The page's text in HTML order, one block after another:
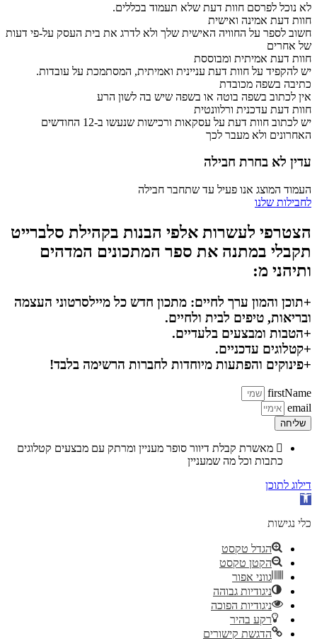
לא נוכל לפרסם חוות דעת שלא תעמוד בכללים.
חוות דעת אמינה ואישית
חשוב לספר על החוויה האישית שלך ולא לדרג את בית העסק על-פי דעות
של אחרים
חוות דעת אמיתית ומבוססת
יש להקפיד על חוות דעת עניינית ואמיתית, המסתמכת על עובדות.
כתיבה בשפה מכובדת
אין לכתוב בשפה בוטה או בשפה שיש בה לשון הרע
חוות דעת עדכנית ורלוונטית
יש לכתוב חוות דעת על עסקאות ורכישות שנעשו ב-12 החודשים
האחרונים ולא מעבר לכך
עדין לא בחרת חבילה
העמוד המוצג אנו פעיל עד שתחבר חבילה
לחבילות שלנו
הצטרפי לעשרות אלפי הבנות בקהילת סלברייט
תקבלי במתנה את ספר המתכונים המדהים
ותיהני מ:
+תוכן והמון ערך לחיים: מתכון חדש כל מיילסרטוני העצמה
ובריאות, טיפים לבית ולחיים.
+הטבות ומבצעים בלעדיים.
+קטלוגים עדכניים.
+פינוקים והפתעות מיוחדות לחברות הרשימה בלבד!
firstName
email
שליחה
מאשרת קבלת דיוור סופר מעניין ומרתק עם מבצעים קטלוגים
כתבות וכל מה שמעניין
דילוג לתוכן
פתח סרגל נגישות
כלי נגישות
הגדל טקסט
הקטן טקסט
גווני אפור
ניגודיות גבוהה
ניגודיות הפוכה
רקע בהיר
הדגשת קישורים